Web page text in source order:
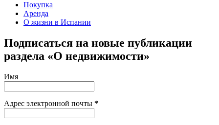
Покупка
Аренда
О жизни в Испании
Подписаться на новые публикации
раздела «О недвижимости»
Имя
Адрес электронной почты *